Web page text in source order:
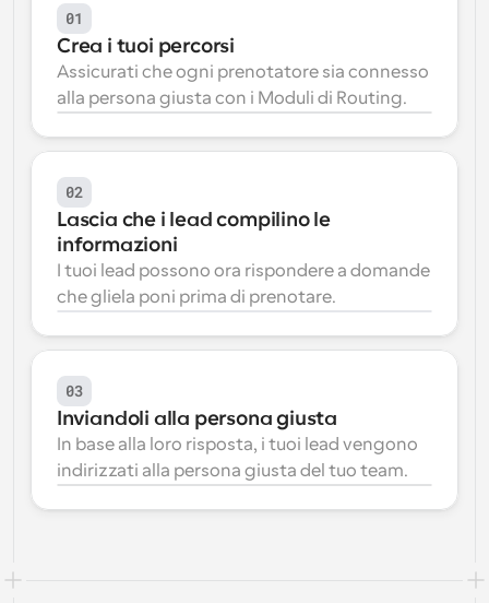
Programmazione potenziata con chiamate
supportate dall'IA
Flussi di lavoro
Automatizzare la pianificazione e i promemoria
Blog
Rimani aggiornato con le ultime notizie e aggiornamenti
Riunioni Instantanee
Incontrare i clienti in pochi minuti
Link di Gruppo Dinamico
Prenota senza sforzo riunioni con più persone
Webhook
01
Crea i tuoi percorsi
Assicurati che ogni prenotatore sia connesso
alla persona giusta con i Moduli di Routing.
02
Lascia che i lead compilino le
informazioni
I tuoi lead possono ora rispondere a domande
che gliela poni prima di prenotare.
03
Inviandoli alla persona giusta
In base alla loro risposta, i tuoi lead vengono
indirizzati alla persona giusta del tuo team.